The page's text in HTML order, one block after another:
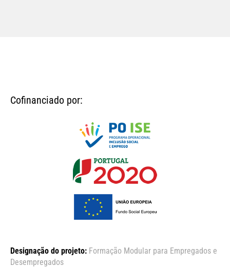
Cofinanciado por:
Designação do projeto: Formação Modular para Empregados e
Desempregados